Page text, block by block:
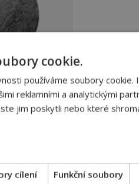
cookie.
používáme soubory cookie.
reklamními a analytickými
jim poskytli nebo které
cílení Funkční soubory